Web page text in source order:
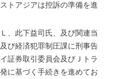
トアジアは控訴の準備を進
、此下益司氏、及び関連当
び経済犯罪制圧課に刑事告
証券取引委員会及びＪトラ
に基づく手続きを進めてお